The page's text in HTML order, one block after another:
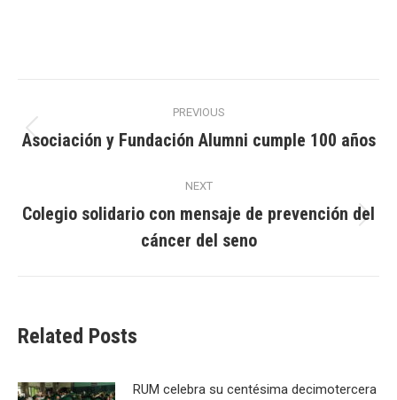
navigation
PREVIOUS
Previous
Asociación y Fundación Alumni cumple 100 años
NEXT
Next
post:
Colegio solidario con mensaje de prevención del
cáncer del seno
Related Posts
RUM celebra su centésima decimotercera